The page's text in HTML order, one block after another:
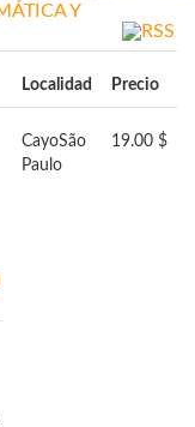
Y
Localidad Precio
CayoSão
Paulo
19.00 $